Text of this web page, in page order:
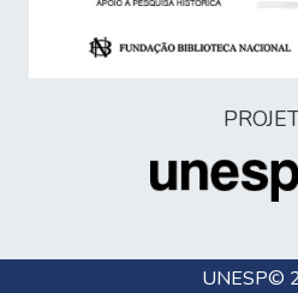
UNESP©